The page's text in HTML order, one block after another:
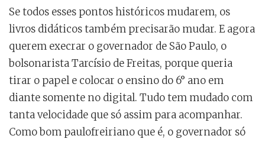
Se todos esses pontos históricos mudarem, os
livros didáticos também precisarão mudar. E agora
querem execrar o governador de São Paulo, o
bolsonarista Tarcísio de Freitas, porque queria
tirar o papel e colocar o ensino do 6° ano em
diante somente no digital. Tudo tem mudado com
tanta velocidade que só assim para acompanhar.
Como bom paulofreiriano que é, o governador só